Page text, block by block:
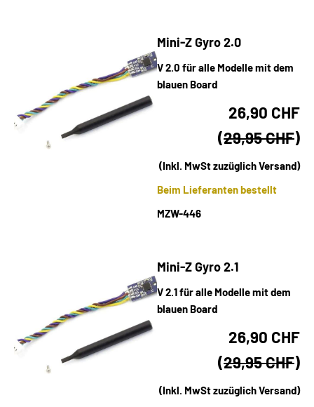
Mini-Z Gyro 2.0
V 2.0 für alle Modelle mit dem
blauen Board
26,90 CHF
(29,95 CHF)
(Inkl. MwSt zuzüglich Versand)
Beim Lieferanten bestellt
MZW-446
Mini-Z Gyro 2.1
V 2.1 für alle Modelle mit dem
blauen Board
26,90 CHF
(29,95 CHF)
(Inkl. MwSt zuzüglich Versand)